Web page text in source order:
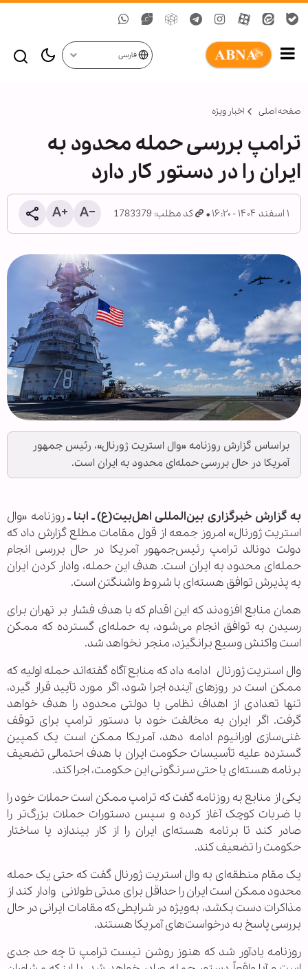
فارسی
صفحه اصلی اخبار ویژه
ترامپ بررسی حمله محدود به
ایران را در دستور کار دارد
۱ اسفند ۱۴۰۴ - ۱۶:۲۰ کد مطلب: 1783379
براساس گزارش روزنامه «وال استریت ژورنال»، رئیس جمهور
آمریکا در حال بررسی حمله‌ای محدود به ایران است.
به گزارش خبرگزاری بین‌المللی اهل‌بیت(ع) ـ ابنا ـروزنامه «وال
استریت ژورنال» امروز جمعه از قول مقامات مطلع گزارش داد که
دولت دونالد ترامپ رئیس‌جمهور آمریکا در حال بررسی انجام
حمله‌ای محدود به ایران است. هدف این حمله، وادار کردن ایران
به پذیرش توافق هسته‌ای با شروط واشنگتن است.
همان منابع افزودند که این اقدام که با هدف فشار بر تهران برای
رسیدن به توافق انجام می‌شود، به حمله‌ای گسترده که ممکن
است واکنش وسیع برانگیزد، منجر نخواهد شد.
وال استریت ژورنال ادامه داد که منابع آگاه گفته‌اند حمله اولیه که
ممکن است در روزهای آینده اجرا شود، اگر مورد تأیید قرار گیرد،
تنها تعدادی از اهداف نظامی یا دولتی محدود را هدف خواهد
گرفت. اگر ایران به مخالفت خود با دستور ترامپ برای توقف
غنی‌سازی اورانیوم ادامه دهد، آمریکا ممکن است یک کمپین
گسترده علیه تأسیسات حکومت ایران با هدف احتمالی تضعیف
برنامه هسته‌ای یا حتی سرنگونی این حکومت، اجرا کند.
یکی از منابع به روزنامه گفت که ترامپ ممکن است حملات خود را
با ضربات کوچک آغاز کرده و سپس دستورات حملات بزرگ‌تر را
صادر کند تا برنامه هسته‌ای ایران را از کار بیندازد یا ساختار
حکومت را تضعیف کند.
یک مقام منطقه‌ای به وال استریت ژورنال گفت که حتی یک حمله
محدود ممکن است ایران را حداقل برای مدتی طولانی وادار کند از
مذاکرات دست بکشد، به‌ویژه در شرایطی که مقامات ایرانی در حال
بررسی پاسخ به درخواست‌های آمریکا هستند.
روزنامه یادآور شد که هنوز روشن نیست ترامپ تا چه حد جدی